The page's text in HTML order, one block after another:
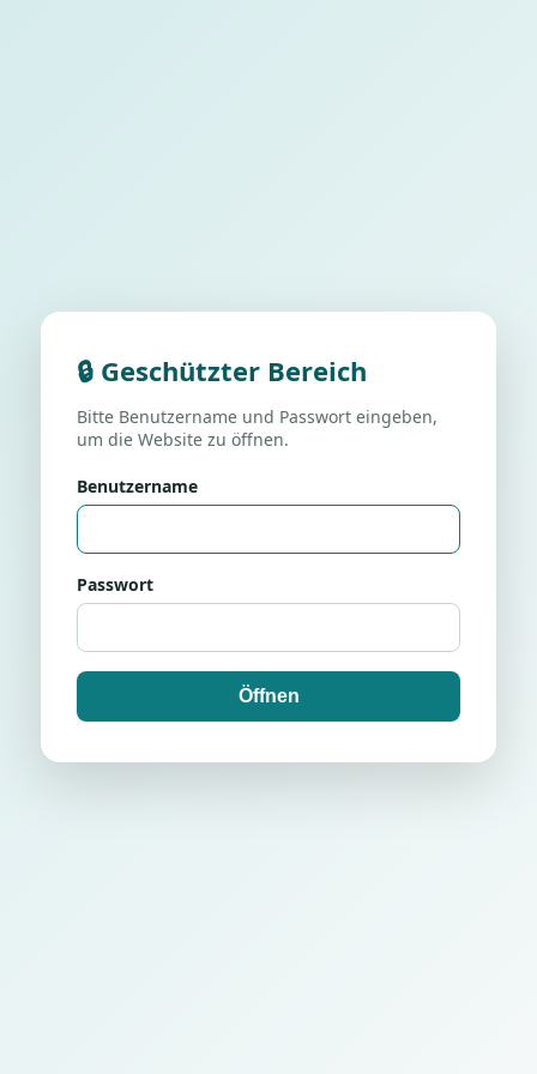
🔒 Geschützter Bereich
Bitte Benutzername und Passwort eingeben,
um die Website zu öffnen.
Benutzername
Passwort
Öffnen